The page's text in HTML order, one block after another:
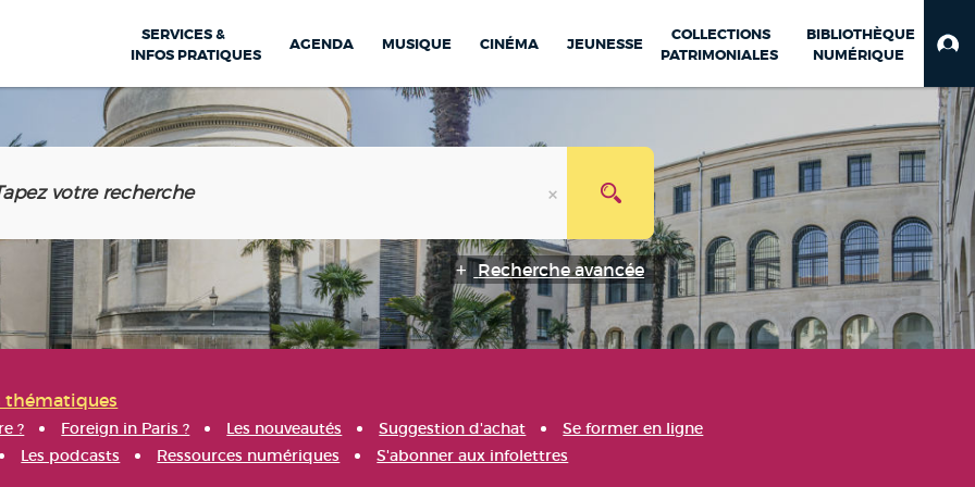
SERVICES &
INFOS PRATIQUES
AGENDA MUSIQUE CINÉMA JEUNESSE
COLLECTIONS
PATRIMONIALES
BIBLIOTHÈQUE
NUMÉRIQUE
Recherche avancée
thématiques
? Foreign in Paris ? Les nouveautés Suggestion d'achat
Se former en ligne
Les podcasts Ressources numériques S'abonner aux infolettres